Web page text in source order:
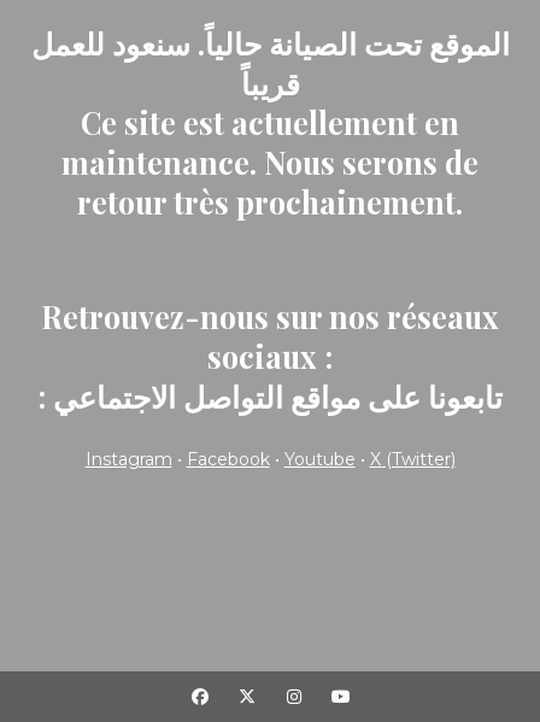
الموقع تحت الصيانة حالياً. سنعود للعمل
قريباً
Ce site est actuellement en
maintenance. Nous serons de
retour très prochainement.
Retrouvez-nous sur nos réseaux
sociaux :
: تابعونا على مواقع التواصل الاجتماعي
Instagram • Facebook• Youtube • X (Twitter)